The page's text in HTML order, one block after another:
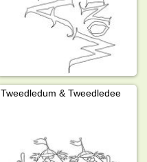
Tweedledum & Tweedledee